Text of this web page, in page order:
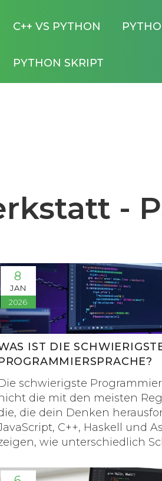
C++ VS PYTHON
PYTHON SKRIPT
-
8
JAN
2026
IST DIE
schwierigste
die mit den meisten
die dein Denken
C++, Haskell und
wie unterschiedlich